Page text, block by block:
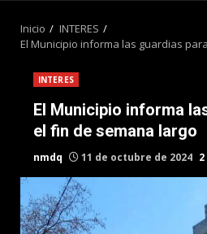
Inicio
INTERES
El Municipio informa las guardias
INTERES
El Municipio informa
el fin de semana largo
nmdq 11 de octubre de 2024